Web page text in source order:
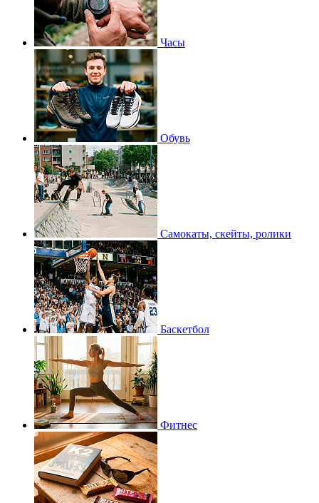
Часы
Обувь
Самокаты, скейты, ролики
Баскетбол
Фитнес